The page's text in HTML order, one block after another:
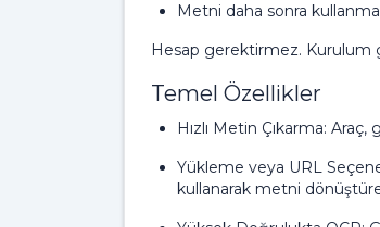
Metni daha sonra
Hesap gerektirmez. Kurulum
Temel Özellikler
Hızlı Metin Çıkarma:
Yükleme veya URL
kullanarak metni